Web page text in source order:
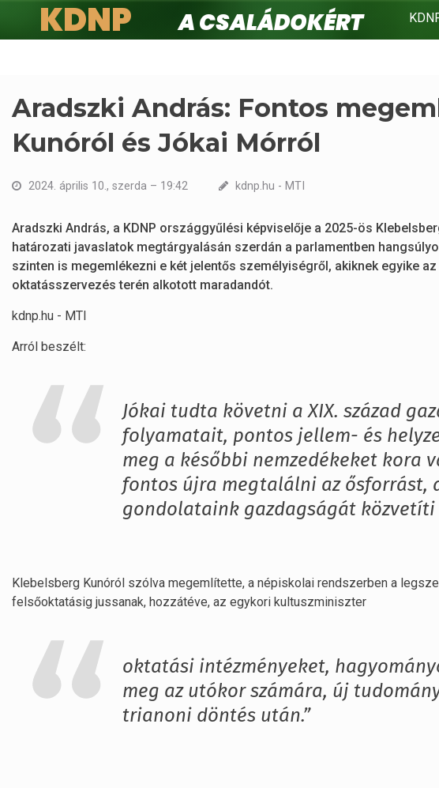
KDNP
A családokért.
Aradszki András: Fontos
Kunóról és Jókai Mórról
2024. április 10., szerda – 19:42 kdnp.hu - MTI
Aradszki András, a KDNP országgyűlési képviselője a 2025-ös
határozati javaslatok megtárgyalásán szerdán a parlamentben
szinten is megemlékezni e két jelentős személyiségről, akiknek egyike
oktatásszervezés terén alkotott maradandót.
kdnp.hu - MTI
Arról beszélt:
Jókai tudta követni a XIX. század
folyamatait, pontos jellem- és
meg a későbbi nemzedékeket kora
fontos újra megtalálni az ősforrást,
gondolataink gazdagságát közvetíti
Klebelsberg Kunóról szólva megemlítette, a népiskolai rendszerben a
felsőoktatásig jussanak, hozzátéve, az egykori kultuszminiszter
oktatási intézményeket,
meg az utókor számára, új
trianoni döntés után.”